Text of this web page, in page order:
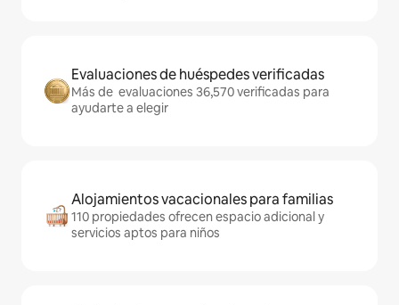
Evaluaciones de huéspedes verificadas
Más de evaluaciones 36,570 verificadas para
ayudarte a elegir
Alojamientos vacacionales para familias
110 propiedades ofrecen espacio adicional y
servicios aptos para niños